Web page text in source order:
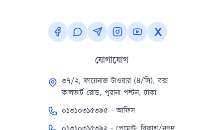
যোগাযোগ
৩৭/২, ফায়েনাজ টাওয়ার (৪/সি), বক্স
কালভার্ট রোড, পুরানা পল্টন, ঢাকা
০১৩১০৩১৫৩৯৫ - আফিস